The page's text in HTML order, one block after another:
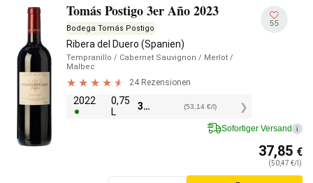
Tomás Postigo 3er Año 2023
Bodega Tomás Postigo
Ribera del Duero (Spanien)
Tempranillo / Cabernet Sauvignon / Merlot /
Malbec
24 Rezensionen
2022
0,75
L
39,85 (53,14 €/l)
55
Sofortiger Versand i
37,85 €
(50,47 €/l)